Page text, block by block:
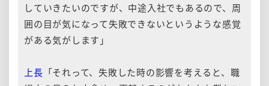
していきたいのですが、中途入社でもあるので、周
囲の目が気になって失敗できないというような感覚
がある気がします」
上長 「それって、失敗した時の影響を考えると、職